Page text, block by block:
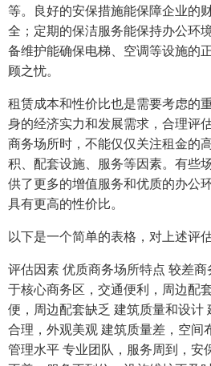
等。良好的安保措施能保障企业的
全；定期的保洁服务能保持办公环
备维护能确保电梯、空调等设施的
顾之忧。
租赁成本和性价比也是需要考虑的
身的经济实力和发展需求，合理评
商务场所时，不能仅仅关注租金的
积、配套设施、服务等因素。有些
供了更多的增值服务和优质的办公
具有更高的性价比。
以下是一个简单的表格，对上述评
评估因素 优质商务场所特点 较差
于核心商务区，交通便利，周边配
便，周边配套缺乏 建筑质量和设计
合理，外观美观 建筑质量差，空间
管理水平 专业团队，服务周到，安